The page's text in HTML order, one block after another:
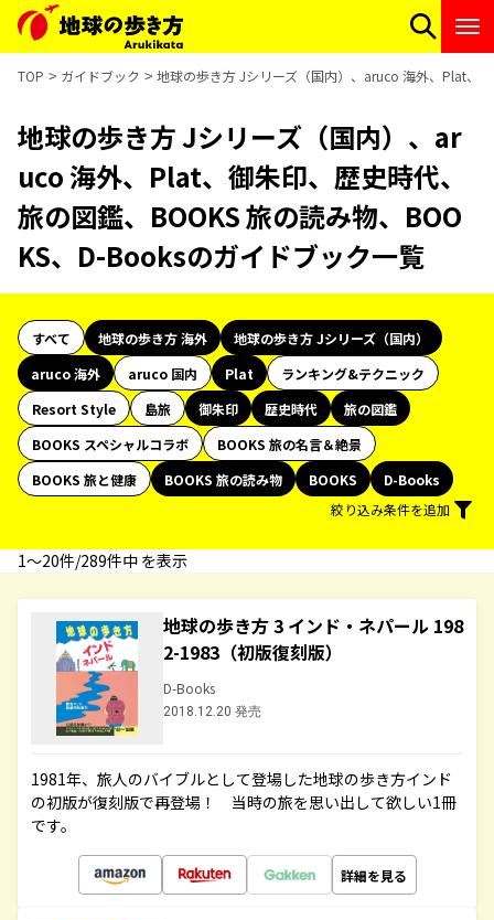
TOP ガイドブック 地球の歩き方 Jシリーズ（国内）、aruco 海外、Plat、
地球の歩き方 Jシリーズ（国内）、ar
uco 海外、Plat、御朱印、歴史時代、
旅の図鑑、BOOKS 旅の読み物、BOO
KS、D-Booksのガイドブック一覧
すべて 地球の歩き方 海外
地球の歩き方 Jシリーズ（国内）
aruco 海外
aruco 国内 Plat
ランキング&テクニック
Resort Style
島旅 御朱印 歴史時代
旅の図鑑
BOOKS スペシャルコラボ
BOOKS 旅の名言＆絶景
BOOKS 旅と健康
BOOKS 旅の読み物 BOOKS
D-Books
絞り込み条件を追加
1〜20件/289件中 を表示
地球の歩き方 3 インド・ネパール 198
2-1983（初版復刻版）
D-Books
2018.12.20 発売
1981年、旅人のバイブルとして登場した地球の歩き方インド
の初版が復刻版で再登場！ 当時の旅を思い出して欲しい1冊
です。
詳細を見る